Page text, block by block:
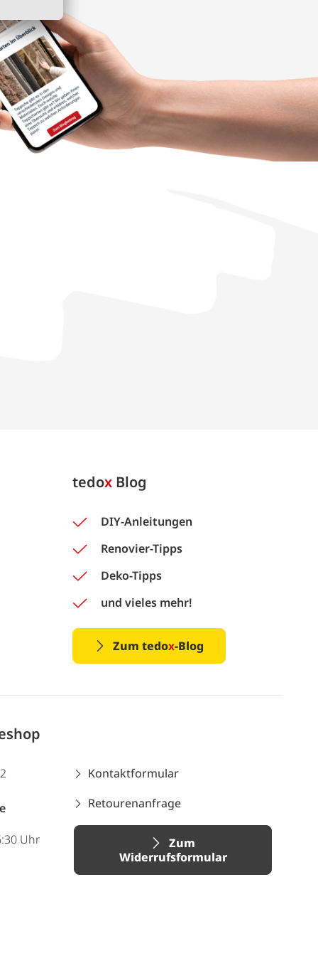
tedox Blog
DIY-Anleitungen
Renovier-Tipps
Deko-Tipps
und vieles mehr!
Zum tedox-Blog
Uhr
Kontaktformular
Retourenanfrage
Zum
Widerrufsformular